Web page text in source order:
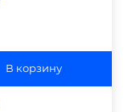
В корзину